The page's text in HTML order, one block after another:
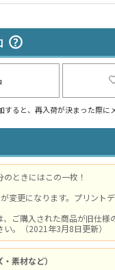
ると、再入荷が決まった際に
ときにはこの一枚！
変更になります。プリント
ご購入された商品が旧仕様
。（2021年3月8日更新）
素材など）